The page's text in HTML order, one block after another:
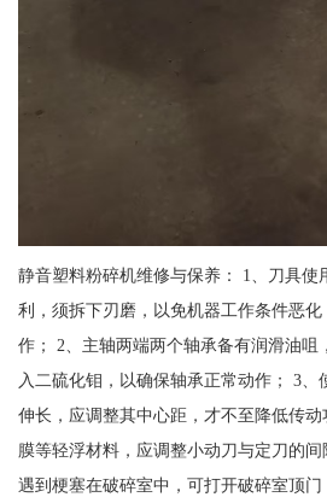
静音塑料粉碎机维修与保养： 1、刀具使
利，须拆下刃磨，以免机器工作条件恶
作； 2、主轴两端两个轴承备有润滑油咀
入二硫化钼，以确保轴承正常动作； 3、
伸长，应调整其中心距，才不至降低传
膜等轻浮材料，应调整小动刀与定刀的
遇到梗塞在破碎室中，可打开破碎室顶门